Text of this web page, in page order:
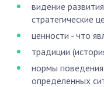
видение
стратегические
ценности - что
традиции
нормы поведения
определенных